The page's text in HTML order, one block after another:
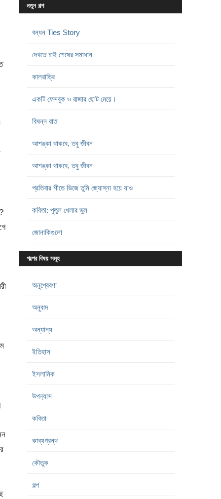
নতুন গল্প
বন্ধন Ties Story
দেখতে চাই শেষের সমাধান
কালরাত্রি
একটি ফেসবুক ও রাজার ছোট মেয়ে।
বিষন্ন রাত
আশঙ্কা থাকবে, তবু জীবন
আশঙ্কা থাকবে, তবু জীবন
প্রতিবার শীতে ভিজে তুমি জ্যোস্না হয়ে যাও
কবিতা: পুতুল খেলার ভুল
জোনাকিগুলো
গল্পের বিষয় সমূহ
অনুপ্রেরণা
অনুবাদ
অন্যান্য
ইতিহাস
ইসলামিক
উপন্যাস
কবিতা
কাব্যগ্রন্থ
কৌতুক
গল্প